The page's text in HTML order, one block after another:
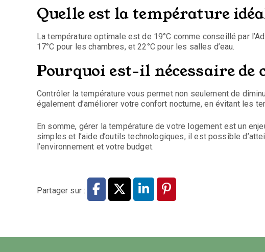
Quelle est la température
La température optimale est de 19°C comme conseillé par
17°C pour les chambres, et 22°C pour les salles d’eau.
Pourquoi est-il nécessaire
Contrôler la température vous permet non seulement de
également d’améliorer votre confort nocturne, en évitant les
En somme, gérer la température de votre logement est un
simples et l’aide d’outils technologiques, il est possible
l’environnement et votre budget.
Partager sur :